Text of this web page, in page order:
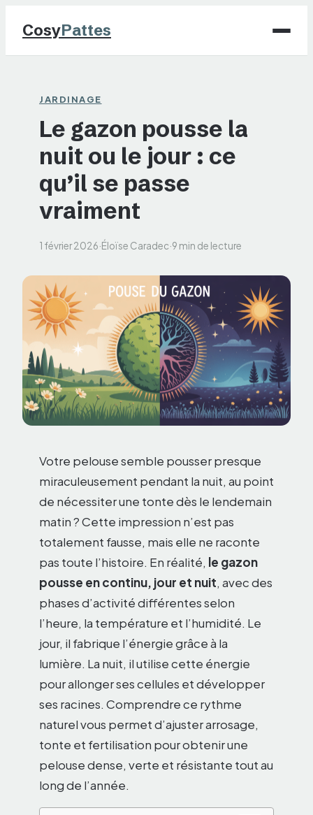
CosyPattes
Chats
NAC
Maison
JARDINAGE
Le gazon pousse la
nuit ou le jour : ce
qu’il se passe
vraiment
1 février 2026·Éloïse Caradec·9 min de lecture
Votre pelouse semble pousser presque
miraculeusement pendant la nuit, au point
de nécessiter une tonte dès le lendemain
matin ? Cette impression n’est pas
totalement fausse, mais elle ne raconte
pas toute l’histoire. En réalité, le gazon
pousse en continu, jour et nuit, avec des
phases d’activité différentes selon
l’heure, la température et l’humidité. Le
jour, il fabrique l’énergie grâce à la
lumière. La nuit, il utilise cette énergie
pour allonger ses cellules et développer
ses racines. Comprendre ce rythme
naturel vous permet d’ajuster arrosage,
tonte et fertilisation pour obtenir une
pelouse dense, verte et résistante tout au
long de l’année.